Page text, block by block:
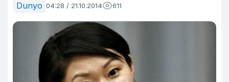
Dunyo 04:28 / 21.10.2014 611